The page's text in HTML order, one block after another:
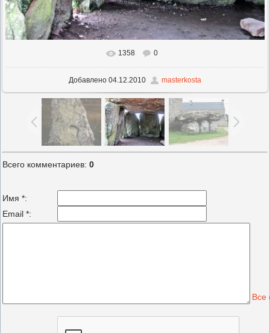
В реальном размере 1417x1063
1358 0
Добавлено 04.12.2010 masterkosta
Всего комментариев: 0
Имя *:
Email *:
Все